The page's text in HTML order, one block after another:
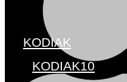
KODIAK
KODIAK10